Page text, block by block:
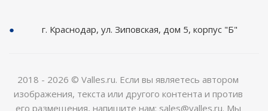
г. Краснодар, ул. Зиповская, дом 5, корпус "Б"
2018 - 2026 © Valles.ru. Если вы являетесь автором
изображения, текста или другого контента и против
его размещения, напишите нам: sales@valles.ru. Мы